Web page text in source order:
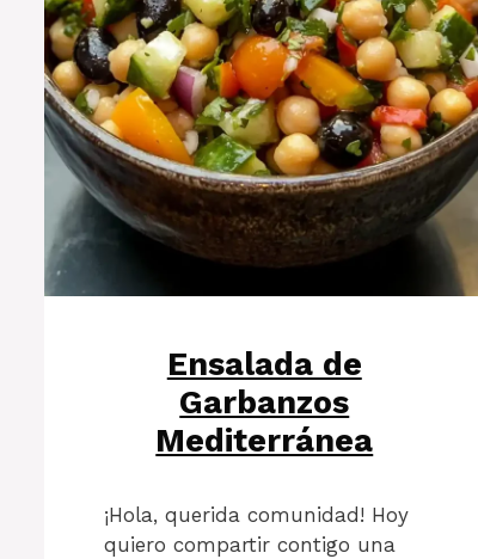
Ensalada de
Garbanzos
Mediterránea
¡Hola, querida comunidad! Hoy
quiero compartir contigo una